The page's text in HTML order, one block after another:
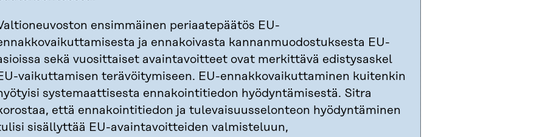
ensimmäinen periaatepäätös EU-
ja ennakoivasta kannanmuodostuksesta EU-
sekä vuosittaiset avaintavoitteet ovat merkittävä edistysaskel
vaikuttamisen terävöitymiseen. EU-ennakkovaikuttaminen kuitenkin
systemaattisesta ennakointitiedon hyödyntämisestä. Sitra
että ennakointitiedon ja tulevaisuusselonteon hyödyntäminen
sisällyttää EU-avaintavoitteiden valmisteluun,